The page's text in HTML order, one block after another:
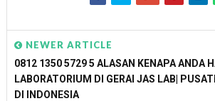
NEWER ARTICLE
0812 1350 5729 5 ALASAN KENAPA ANDA
LABORATORIUM DI GERAI JAS LAB|
DI INDONESIA